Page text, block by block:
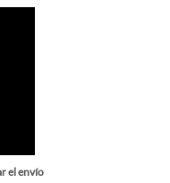
el envío